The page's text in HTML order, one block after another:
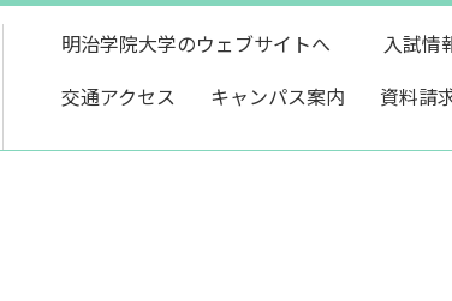
明治学院大学のウェブサイトへ 入試情
交通アクセス キャンパス案内 資料請